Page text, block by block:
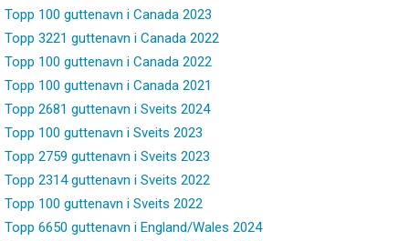
Topp 100 guttenavn i Canada 2023
Topp 3221 guttenavn i Canada 2022
Topp 100 guttenavn i Canada 2022
Topp 100 guttenavn i Canada 2021
Topp 2681 guttenavn i Sveits 2024
Topp 100 guttenavn i Sveits 2023
Topp 2759 guttenavn i Sveits 2023
Topp 2314 guttenavn i Sveits 2022
Topp 100 guttenavn i Sveits 2022
Topp 6650 guttenavn i England/Wales 2024